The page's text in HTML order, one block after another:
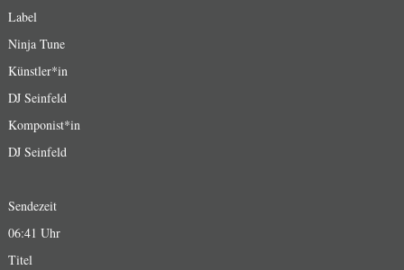
Label
Ninja Tune
Künstler*in
DJ Seinfeld
Komponist*in
DJ Seinfeld
Sendezeit
06:41 Uhr
Titel